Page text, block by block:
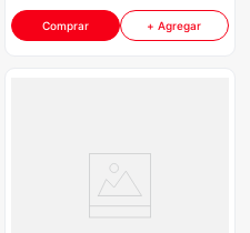
Comprar + Agregar